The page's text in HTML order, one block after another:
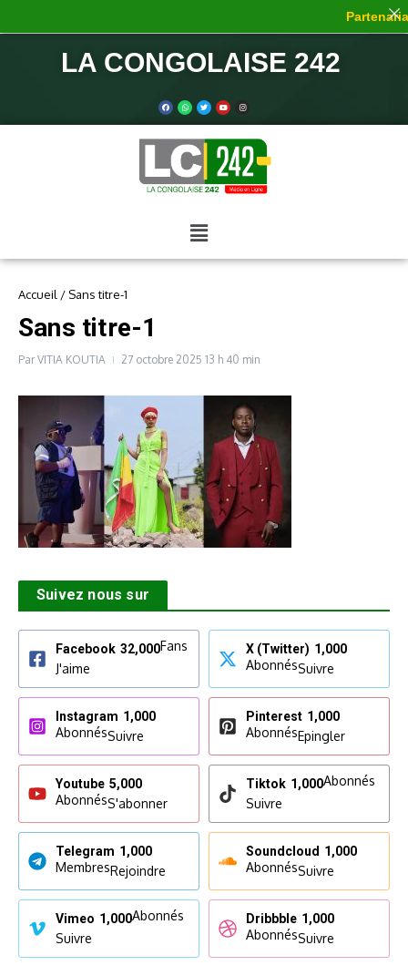
LA CONGOLAISE 242
Accueil / Sans titre-1
Sans titre-1
ParVITIA KOUTIA 27 octobre 2025 13 h 40 min
Suivez nous sur
Facebook 32,000Fans
J'aime
X (Twitter) 1,000
AbonnésSuivre
Instagram 1,000
AbonnésSuivre
Pinterest 1,000
AbonnésEpingler
Youtube 5,000
AbonnésS'abonner
Tiktok 1,000Abonnés
Suivre
Telegram 1,000
MembresRejoindre
Soundcloud 1,000
AbonnésSuivre
Vimeo 1,000Abonnés
Suivre
Dribbble 1,000
AbonnésSuivre